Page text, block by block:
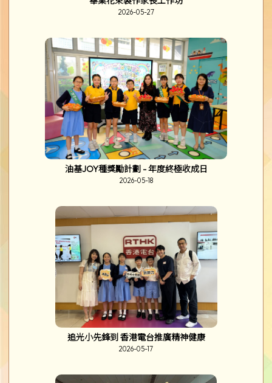
2026-05-27
油基JOY種獎勵計劃 - 年度終極收成日
2026-05-18
追光小先鋒到 香港電台推廣精神健康
2026-05-17